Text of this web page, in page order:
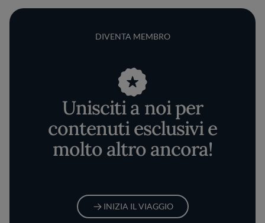
DIVENTA MEMBRO
Unisciti a noi per
contenuti esclusivi e
molto altro ancora!
INIZIA IL VIAGGIO